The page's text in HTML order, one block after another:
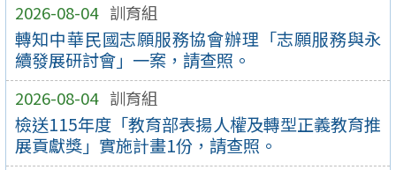
2026-08-04 訓育組
轉知中華民國志願服務協會辦理「志願服務與永
續發展研討會」一案，請查照。
2026-08-04 訓育組
檢送115年度「教育部表揚人權及轉型正義教育推
展貢獻獎」實施計畫1份，請查照。